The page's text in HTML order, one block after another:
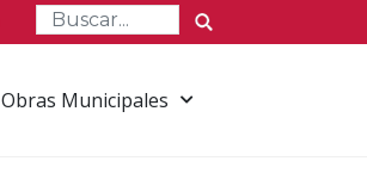
Obras Municipales